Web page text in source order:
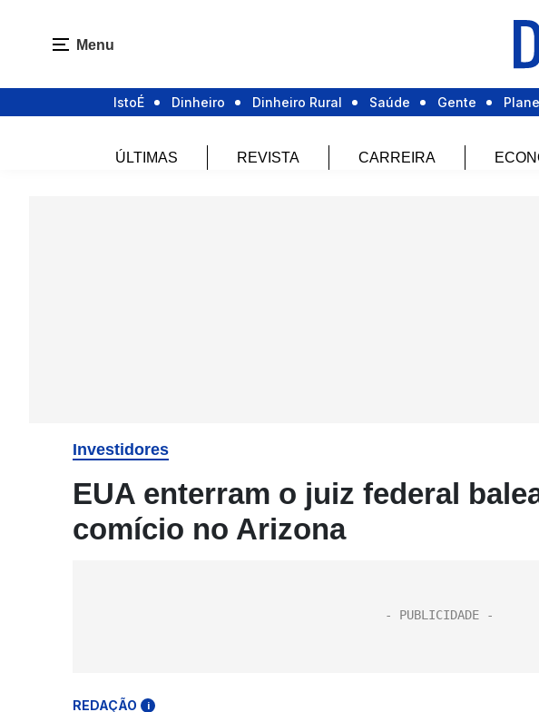
Menu
IstoÉ Dinheiro Dinheiro Rural Saúde Gente
ÚLTIMAS REVISTA CARREIRA
Investidores
EUA enterram o juiz federal
comício no Arizona
REDAÇÃO i